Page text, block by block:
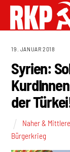
19. JANUAR 2018
Syrien:
der
Naher &
Bürgerkrieg